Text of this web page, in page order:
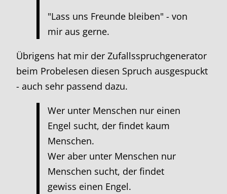
"Lass uns Freunde bleiben" - von
mir aus gerne.
Übrigens hat mir der Zufallsspruchgenerator
beim Probelesen diesen Spruch ausgespuckt
- auch sehr passend dazu.
Wer unter Menschen nur einen
Engel sucht, der findet kaum
Menschen.
Wer aber unter Menschen nur
Menschen sucht, der findet
gewiss einen Engel.